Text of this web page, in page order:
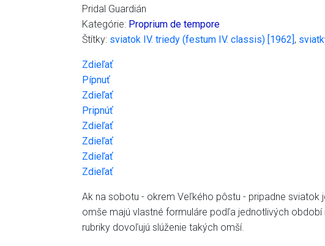
Pridal Guardián
Kategórie: Proprium de tempore
Štítky: sviatok IV. triedy (festum IV. classis) [1962],
Zdieľať
Pípnuť
Zdieľať
Pripnúť
Zdieľať
Zdieľať
Zdieľať
Zdieľať
Ak na sobotu - okrem Veľkého pôstu - pripadne
omše majú vlastné formuláre podľa jednotlivých
rubriky dovoľujú slúženie takých omší.